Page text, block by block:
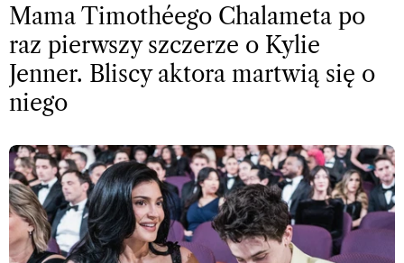
Mama Timothéego Chalameta po
raz pierwszy szczerze o Kylie
Jenner. Bliscy aktora martwią się o
niego